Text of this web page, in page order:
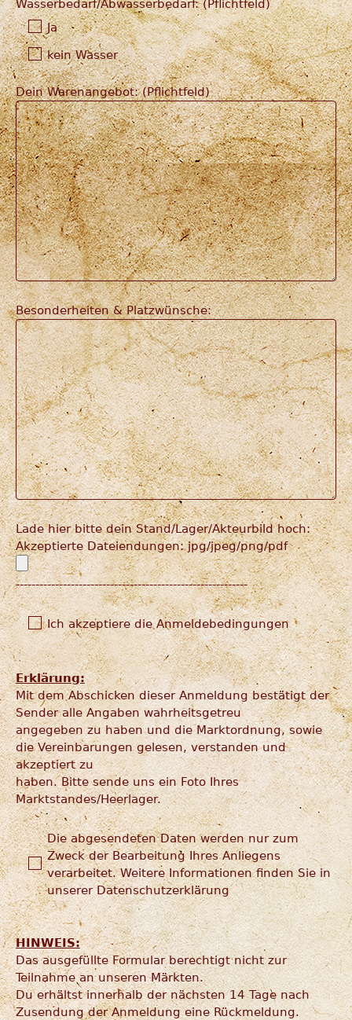
Wasserbedarf/Abwasserbedarf: (Pflichtfeld)
Ja
kein Wasser
Dein Warenangebot: (Pflichtfeld)
Besonderheiten & Platzwünsche:
Lade hier bitte dein Stand/Lager/Akteurbild hoch:
Akzeptierte Dateiendungen: jpg/jpeg/png/pdf
-----------------------------------------------------------
Ich akzeptiere dieAnmeldebedingungen
Erklärung:
Mit dem Abschicken dieser Anmeldung bestätigt der
Sender alle Angaben wahrheitsgetreu
angegeben zu haben und die Marktordnung, sowie
die Vereinbarungen gelesen, verstanden und
akzeptiert zu
haben. Bitte sende uns ein Foto Ihres
Marktstandes/Heerlager.
Die abgesendeten Daten werden nur zum
Zweck der Bearbeitung Ihres Anliegens
verarbeitet. Weitere Informationen finden Sie in
unsererDatenschutzerklärung
HINWEIS:
Das ausgefüllte Formular berechtigt nicht zur
Teilnahme an unseren Märkten.
Du erhältst innerhalb der nächsten 14 Tage nach
Zusendung der Anmeldung eine Rückmeldung.